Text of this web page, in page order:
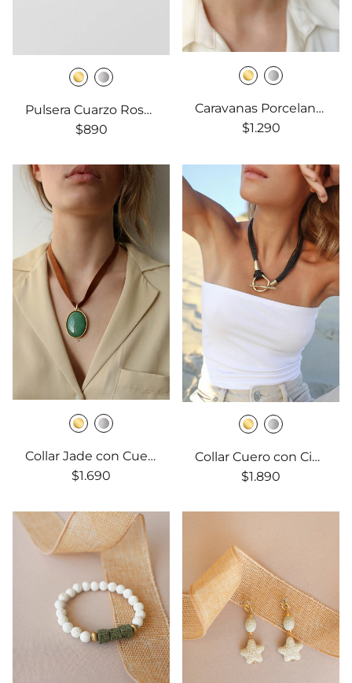
Pulsera Cuarzo Rosa con Dije Corazón
$890
Caravanas Porcelana Largas
$1.290
Collar Jade con Cuero
$1.690
Collar Cuero con Cierre Marinero grande
$1.890